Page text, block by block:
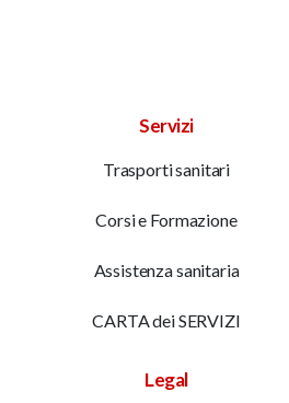
Servizi
Trasporti sanitari
Corsi e Formazione
Assistenza sanitaria
CARTA dei SERVIZI
Legal